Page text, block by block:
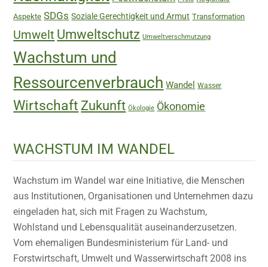
Aspekte SDGs Soziale Gerechtigkeit und Armut Transformation
Umwelt Umweltschutz Umweltverschmutzung
Wachstum und
Ressourcenverbrauch Wandel Wasser
Wirtschaft Zukunft Ökologie Ökonomie
WACHSTUM IM WANDEL
Wachstum im Wandel war eine Initiative, die Menschen
aus Institutionen, Organisationen und Unternehmen dazu
eingeladen hat, sich mit Fragen zu Wachstum,
Wohlstand und Lebensqualität auseinanderzusetzen.
Vom ehemaligen Bundesministerium für Land- und
Forstwirtschaft, Umwelt und Wasserwirtschaft 2008 ins